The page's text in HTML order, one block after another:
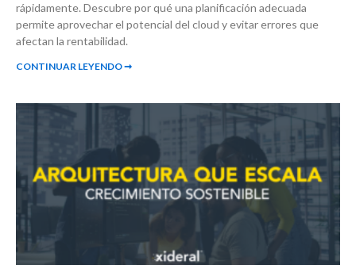
rápidamente. Descubre por qué una planificación adecuada
permite aprovechar el potencial del cloud y evitar errores que
afectan la rentabilidad.
CONTINUAR LEYENDO ➞